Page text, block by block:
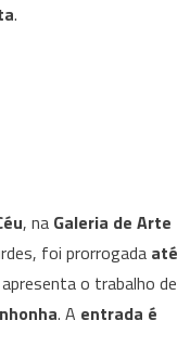
.
, na Galeria de Arte
foi prorrogada até
o trabalho de
. A entrada é